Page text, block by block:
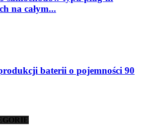
na całym...
baterii o pojemności 90